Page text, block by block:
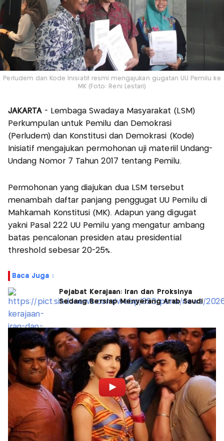
Perludem dan Kode Inisiatif resmi mengajukan gugatan UU Pemilu ke
MK (Foto: Reni Lestari)
JAKARTA- Lembaga Swadaya Masyarakat (LSM)
Perkumpulan untuk Pemilu dan Demokrasi
(Perludem) dan Konstitusi dan Demokrasi (Kode)
Inisiatif mengajukan permohonan uji materiil Undang-
Undang Nomor 7 Tahun 2017 tentang Pemilu.
Permohonan yang diajukan dua LSM tersebut
menambah daftar panjang penggugat UU Pemilu di
Mahkamah Konstitusi (MK). Adapun yang digugat
yakni Pasal 222 UU Pemilu yang mengatur ambang
batas pencalonan presiden atau presidential
threshold sebesar 20-25%.
Baca Juga :
Pejabat Kerajaan: Iran dan Proksinya
Sedang Bersiap Menyerang Arab Saudi